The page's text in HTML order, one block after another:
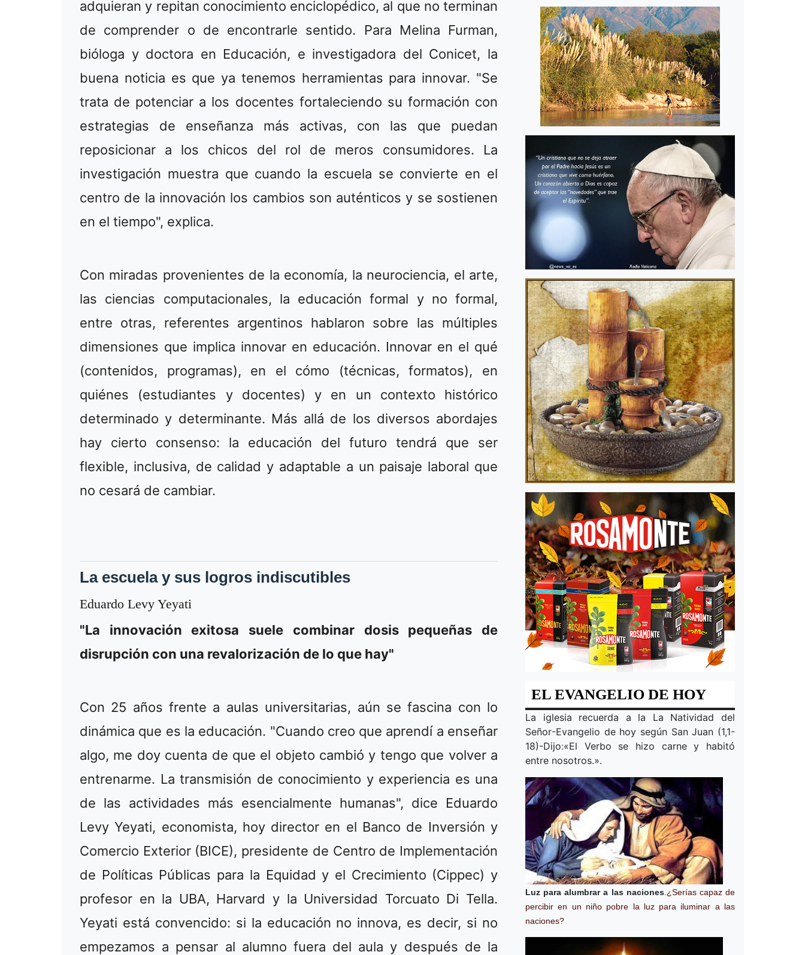
adquieran y repitan conocimiento enciclopédico, al que no terminan
de comprender o de encontrarle sentido. Para Melina Furman,
bióloga y doctora en Educación, e investigadora del Conicet, la
buena noticia es que ya tenemos herramientas para innovar. "Se
trata de potenciar a los docentes fortaleciendo su formación con
estrategias de enseñanza más activas, con las que puedan
reposicionar a los chicos del rol de meros consumidores. La
investigación muestra que cuando la escuela se convierte en el
centro de la innovación los cambios son auténticos y se sostienen
en el tiempo", explica.
Con miradas provenientes de la economía, la neurociencia, el arte,
las ciencias computacionales, la educación formal y no formal,
entre otras, referentes argentinos hablaron sobre las múltiples
dimensiones que implica innovar en educación. Innovar en el qué
(contenidos, programas), en el cómo (técnicas, formatos), en
quiénes (estudiantes y docentes) y en un contexto histórico
determinado y determinante. Más allá de los diversos abordajes
hay cierto consenso: la educación del futuro tendrá que ser
flexible, inclusiva, de calidad y adaptable a un paisaje laboral que
no cesará de cambiar.
La escuela y sus logros indiscutibles
Eduardo Levy Yeyati
"La innovación exitosa suele combinar dosis pequeñas de
disrupción con una revalorización de lo que hay"
Con 25 años frente a aulas universitarias, aún se fascina con lo
dinámica que es la educación. "Cuando creo que aprendí a enseñar
algo, me doy cuenta de que el objeto cambió y tengo que volver a
entrenarme. La transmisión de conocimiento y experiencia es una
de las actividades más esencialmente humanas", dice Eduardo
Levy Yeyati, economista, hoy director en el Banco de Inversión y
Comercio Exterior (BICE), presidente de Centro de Implementación
de Políticas Públicas para la Equidad y el Crecimiento (Cippec) y
profesor en la UBA, Harvard y la Universidad Torcuato Di Tella.
Yeyati está convencido: si la educación no innova, es decir, si no
empezamos a pensar al alumno fuera del aula y después de la
EL EVANGELIO DE HOY
La iglesia recuerda a la La Natividad del
Señor-Evangelio de hoy según San Juan (1,1-
18)-Dijo:«El Verbo se hizo carne y habitó
entre nosotros.».
Luz para alumbrar a las naciones. ¿Serías capaz de
percibir en un niño pobre la luz para iluminar a las
naciones?